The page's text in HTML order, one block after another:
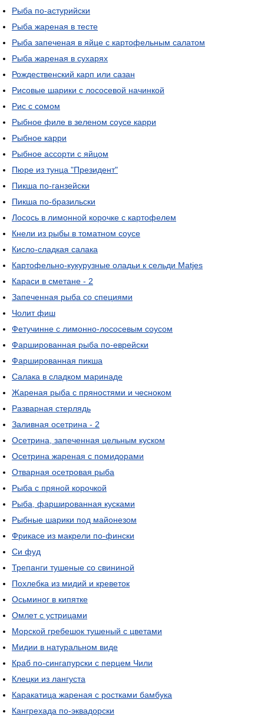
Рыба по-астурийски
Рыба жареная в тесте
Рыба запеченая в яйце с картофельным салатом
Рыба жареная в сухарях
Рождественский карп или сазан
Рисовые шарики с лососевой начинкой
Рис с сомом
Рыбное филе в зеленом соусе карри
Рыбное карри
Рыбное ассорти с яйцом
Пюре из тунца "Президент"
Пикша по-ганзейски
Пикша по-бразильски
Лосось в лимонной корочке с картофелем
Кнели из рыбы в томатном соусе
Кисло-сладкая салака
Картофельно-кукурузные оладьи к сельди Matjes
Караси в сметане - 2
Запеченная рыба со специями
Чолит фиш
Фетучинне с лимонно-лососевым соусом
Фаршированная рыба по-еврейски
Фаршированная пикша
Салака в сладком маринаде
Жареная рыба с пряностями и чесноком
Разварная стерлядь
Заливная осетрина - 2
Осетрина, запеченная цельным куском
Осетрина жареная с помидорами
Отварная осетровая рыба
Рыба с пряной корочкой
Рыба, фаршированная кусками
Рыбные шарики под майонезом
Фрикасе из макрели по-фински
Си фуд
Трепанги тушеные со свининой
Похлебка из мидий и креветок
Осьминог в кипятке
Омлет с устрицами
Морской гребешок тушеный с цветами
Мидии в натуральном виде
Краб по-сингапурски с перцем Чили
Клецки из лангуста
Каракатица жареная с ростками бамбука
Кангрехада по-эквадорски